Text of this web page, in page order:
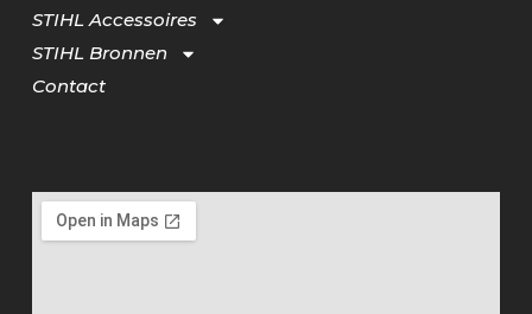
STIHL Accessoires
STIHL Bronnen
Contact